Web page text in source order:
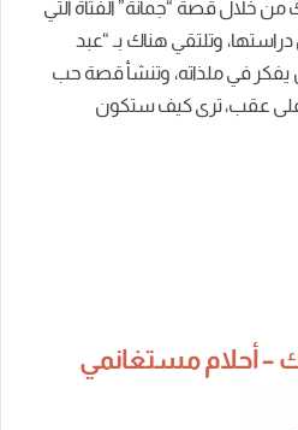
خلال قصة “جمانة” الفتاة التي
وتلتقي هناك بـ “عبد
في ملذاته، وتنشأ قصة حب
على عقب، ترى كيف ستكون
– أحلام مستغانمي